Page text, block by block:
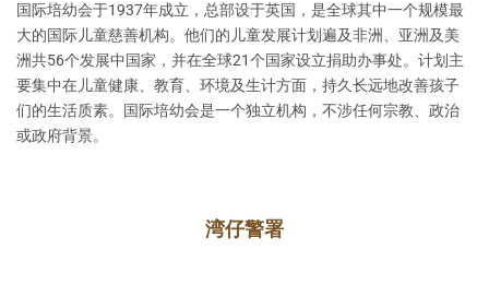
国际培幼会于1937年成立，总部设于英国，是全球其中一个规模最
大的国际儿童慈善机构。他们的儿童发展计划遍及非洲、亚洲及美
洲共56个发展中国家，并在全球21个国家设立捐助办事处。计划主
要集中在儿童健康、教育、环境及生计方面，持久长远地改善孩子
们的生活质素。国际培幼会是一个独立机构，不涉任何宗教、政治
或政府背景。
湾仔警署